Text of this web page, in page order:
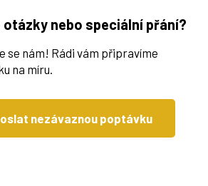
otázky nebo speciální přání?
se nám! Rádi vám připravíme
na míru.
nezávaznou poptávku